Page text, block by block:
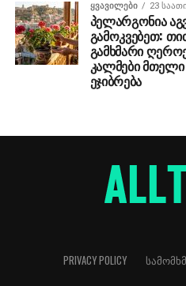
ᲧᲕᲐᲕᲘᲚᲔᲑᲘ 23
პელარგონია
გამოკვებეთ:
გამხმარი
კალმები
ეჯიბრება
PRIVACY POLICY